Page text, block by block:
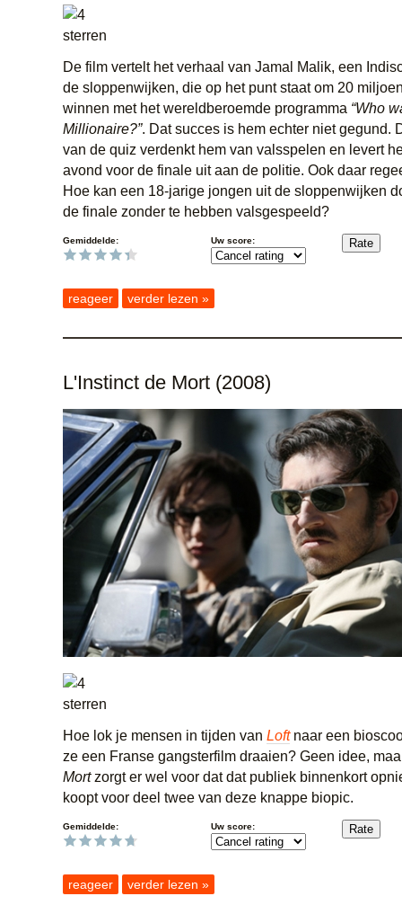
De film vertelt het verhaal van Jamal Malik, een
de sloppenwijken, die op het punt staat om 20
winnen met het wereldberoemde programma “Who
Millionaire?”. Dat succes is hem echter niet gegund.
van de quiz verdenkt hem van valsspelen en levert
avond voor de finale uit aan de politie. Ook daar
Hoe kan een 18-jarige jongen uit de sloppenwijken
de finale zonder te hebben valsgespeeld?
Gemiddelde: Uw score:
reageer verder lezen »
L'Instinct de Mort (2008)
Hoe lok je mensen in tijden van Loftnaar een
ze een Franse gangsterfilm draaien? Geen idee,
Mortzorgt er wel voor dat dat publiek binnenkort
koopt voor deel twee van deze knappe biopic.
Gemiddelde: Uw score:
reageer verder lezen »